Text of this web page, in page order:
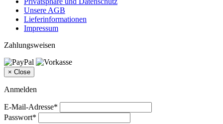
Unsere AGB
Lieferinformationen
Impressum
Zahlungsweisen
× Close
Anmelden
E-Mail-Adresse*
Passwort*